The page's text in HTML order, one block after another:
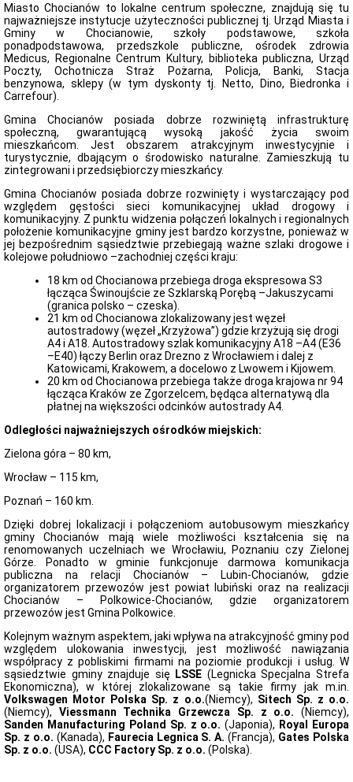
Powszechny
Ludności
i
Mieszkań
2021
Wykaz
telefonów
kontaktowych
Projektowanie
aktów
normatywnych
Projekty
unijne
i
krajowe
Projekty
UE
2021
-
Regulamin
Organizacyjny
System
Informacji
Środowisku
System
Zarządzania
Jakością
Dostępność
Miasta
Gminy
Informacje
Ogłoszenia
Burmistrza
Obwieszczenia
Burmistrza
Zarządzenia
Burmistrza
Zawiadomienia
o
zgromadzeniach
Konsultacje
społeczne
Rada
Miejska
Skład
Rady
Miejskiej
Miasto Chocianów to lokalne centrum społeczne, znajdują się tu
najważniejsze instytucje użyteczności publicznej tj. Urząd Miasta i
Gminy w Chocianowie, szkoły podstawowe, szkoła
ponadpodstawowa, przedszkole publiczne, ośrodek zdrowia
Medicus, Regionalne Centrum Kultury, biblioteka publiczna, Urząd
Poczty, Ochotnicza Straż Pożarna, Policja, Banki, Stacja
benzynowa, sklepy (w tym dyskonty tj. Netto, Dino, Biedronka i
Carrefour).
Gmina Chocianów posiada dobrze rozwiniętą infrastrukturę
społeczną, gwarantującą wysoką jakość życia swoim
mieszkańcom. Jest obszarem atrakcyjnym inwestycyjnie i
turystycznie, dbającym o środowisko naturalne. Zamieszkują tu
zintegrowani i przedsiębiorczy mieszkańcy.
Gmina Chocianów posiada dobrze rozwinięty i wystarczający pod
względem gęstości sieci komunikacyjnej układ drogowy i
komunikacyjny. Z punktu widzenia połączeń lokalnych i regionalnych
położenie komunikacyjne gminy jest bardzo korzystne, ponieważ w
jej bezpośrednim sąsiedztwie przebiegają ważne szlaki drogowe i
kolejowe południowo –zachodniej części kraju:
18 km od Chocianowa przebiega droga ekspresowa S3
łącząca Świnoujście ze Szklarską Porębą –Jakuszycami
(granica polsko – czeska).
21 km od Chocianowa zlokalizowany jest węzeł
autostradowy (węzeł „Krzyżowa”) gdzie krzyżują się drogi
A4 i A18. Autostradowy szlak komunikacyjny A18 –A4 (E36
–E40) łączy Berlin oraz Drezno z Wrocławiem i dalej z
Katowicami, Krakowem, a docelowo z Lwowem i Kijowem.
20 km od Chocianowa przebiega także droga krajowa nr 94
łącząca Kraków ze Zgorzelcem, będąca alternatywą dla
płatnej na większości odcinków autostrady A4.
Odległości najważniejszych ośrodków miejskich:
Zielona góra – 80 km,
Wrocław – 115 km,
Poznań – 160 km.
Dzięki dobrej lokalizacji i połączeniom autobusowym mieszkańcy
gminy Chocianów mają wiele możliwości kształcenia się na
renomowanych uczelniach we Wrocławiu, Poznaniu czy Zielonej
Górze. Ponadto w gminie funkcjonuje darmowa komunikacja
publiczna na relacji Chocianów – Lubin-Chocianów, gdzie
organizatorem przewozów jest powiat lubiński oraz na realizacji
Chocianów – Polkowice-Chocianów, gdzie organizatorem
przewozów jest Gmina Polkowice.
Kolejnym ważnym aspektem, jaki wpływa na atrakcyjność gminy pod
względem ulokowania inwestycji, jest możliwość nawiązania
współpracy z pobliskimi firmami na poziomie produkcji i usług. W
sąsiedztwie gminy znajduje się
LSSE (Legnicka Specjalna Strefa
Ekonomiczna), w której zlokalizowane są takie firmy jak m.in.
Volkswagen Motor Polska Sp. z o.o.(Niemcy), Sitech Sp. z o.o.
(Niemcy), Viessmann Technika Grzewcza Sp. z o.o. (Niemcy),
Sanden Manufacturing Poland Sp. z o.o. (Japonia), Royal Europa
Sp. z o.o. (Kanada), Faurecia Legnica S. A. (Francja), Gates Polska
Sp. z o.o. (USA), CCC Factory Sp. z o.o. (Polska).